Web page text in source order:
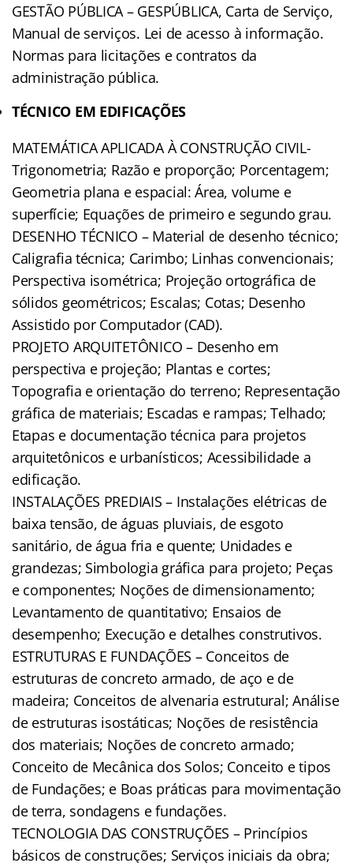
GESTÃO PÚBLICA – GESPÚBLICA, Carta de Serviço,
Manual de serviços. Lei de acesso à informação.
Normas para licitações e contratos da
administração pública.
TÉCNICO EM EDIFICAÇÕES
MATEMÁTICA APLICADA À CONSTRUÇÃO CIVIL-
Trigonometria; Razão e proporção; Porcentagem;
Geometria plana e espacial: Área, volume e
superfície; Equações de primeiro e segundo grau.
DESENHO TÉCNICO – Material de desenho técnico;
Caligrafia técnica; Carimbo; Linhas convencionais;
Perspectiva isométrica; Projeção ortográfica de
sólidos geométricos; Escalas; Cotas; Desenho
Assistido por Computador (CAD).
PROJETO ARQUITETÔNICO – Desenho em
perspectiva e projeção; Plantas e cortes;
Topografia e orientação do terreno; Representação
gráfica de materiais; Escadas e rampas; Telhado;
Etapas e documentação técnica para projetos
arquitetônicos e urbanísticos; Acessibilidade a
edificação.
INSTALAÇÕES PREDIAIS – Instalações elétricas de
baixa tensão, de águas pluviais, de esgoto
sanitário, de água fria e quente; Unidades e
grandezas; Simbologia gráfica para projeto; Peças
e componentes; Noções de dimensionamento;
Levantamento de quantitativo; Ensaios de
desempenho; Execução e detalhes construtivos.
ESTRUTURAS E FUNDAÇÕES – Conceitos de
estruturas de concreto armado, de aço e de
madeira; Conceitos de alvenaria estrutural; Análise
de estruturas isostáticas; Noções de resistência
dos materiais; Noções de concreto armado;
Conceito de Mecânica dos Solos; Conceito e tipos
de Fundações; e Boas práticas para movimentação
de terra, sondagens e fundações.
TECNOLOGIA DAS CONSTRUÇÕES – Princípios
básicos de construções; Serviços iniciais da obra;